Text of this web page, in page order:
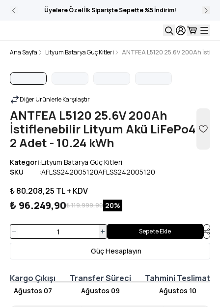
Üyelere Özel İlk Siparişte Sepette %5 İndirim!
Ana Sayfa Lityum Batarya Güç Kitleri ANTFEA L5120 25.6V 200Ah
Diğer Ürünlerle Karşılaştır
ANTFEA L5120 25.6V 200Ah
İstiflenebilir Lityum Akü LiFePo4
2 Adet - 10.24 kWh
Kategori:Lityum Batarya Güç Kitleri
SKU
:AFLSS242005120AFLSS242005120
₺ 80.208,25 TL + KDV
₺ 96.249,90₺ 119.999,90 20%
Sepete Ekle
Güç Hesaplayın
Kargo Çıkışı
Ağustos 07
Transfer Süreci
Ağustos 09
Tahmini Teslimat
Ağustos 10